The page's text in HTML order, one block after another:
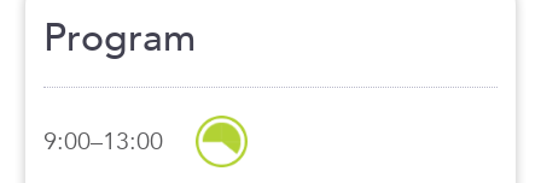
Program
9:00–13:00